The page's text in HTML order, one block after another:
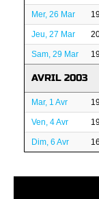
Mer, 26 Mar
Jeu, 27 Mar
Sam, 29 Mar
AVRIL 2003
Mar, 1 Avr
Ven, 4 Avr
Dim, 6 Avr